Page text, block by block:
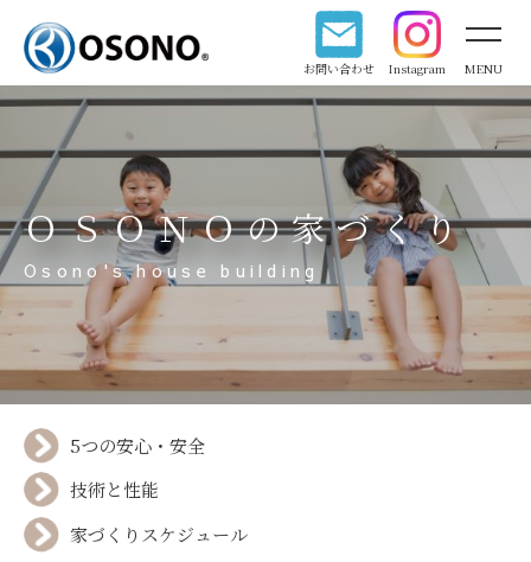
お問い合わせ Instagram MENU
ＯＳＯＮＯの家づくり
Osono's house building
5つの安心・安全
技術と性能
家づくりスケジュール